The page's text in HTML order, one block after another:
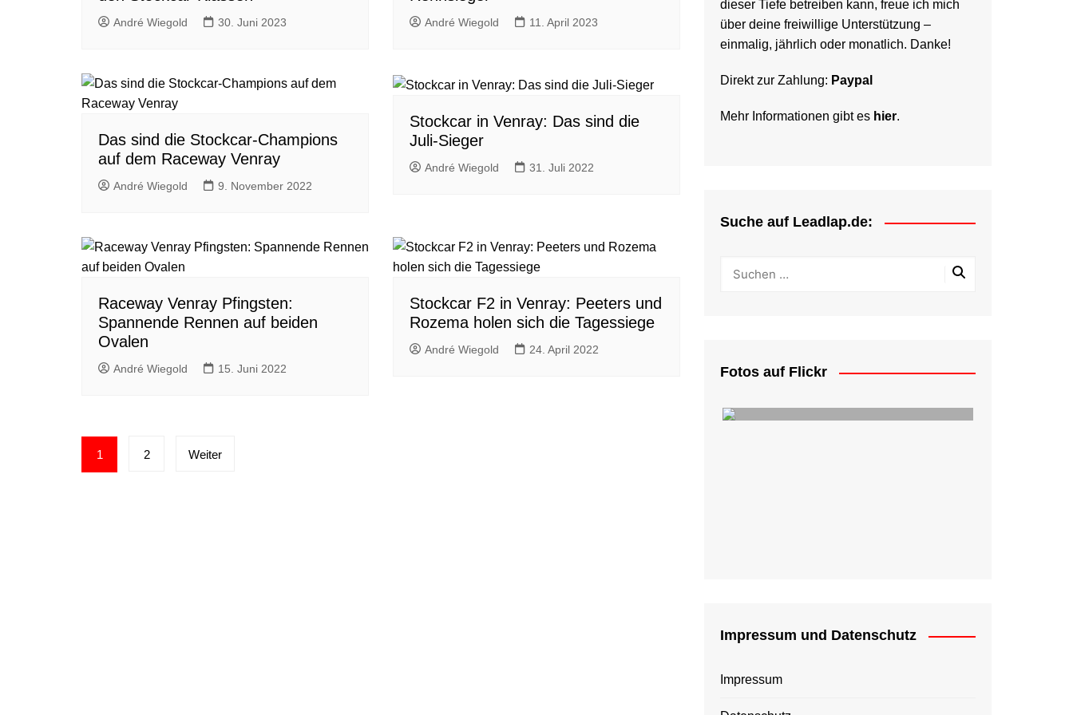
WoO Late Model Series
André Wiegold 30. Juni 2023 André Wiegold 11. April 2023
Das sind die Stockcar-Champions
auf dem Raceway Venray
André Wiegold 9. November 2022
Stockcar in Venray: Das sind die
Juli-Sieger
André Wiegold 31. Juli 2022
Raceway Venray Pfingsten:
Spannende Rennen auf beiden
Ovalen
André Wiegold 15. Juni 2022
Stockcar F2 in Venray: Peeters und
Rozema holen sich die Tagessiege
André Wiegold 24. April 2022
Seitennummerierung
der
1 2 Weiter
dieser Tiefe betreiben kann, freue ich mich
über deine freiwillige Unterstützung –
einmalig, jährlich oder monatlich. Danke!
Direkt zur Zahlung: Paypal
Mehr Informationen gibt es hier.
Suche auf Leadlap.de:
Fotos auf Flickr
Impressum und Datenschutz
Impressum